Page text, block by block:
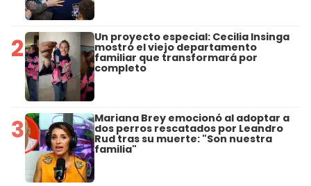
2 Un proyecto especial: Cecilia Insinga
mostró el viejo departamento
familiar que transformará por
completo
3 Mariana Brey emocionó al adoptar a
dos perros rescatados por Leandro
Rud tras su muerte: "Son nuestra
familia"